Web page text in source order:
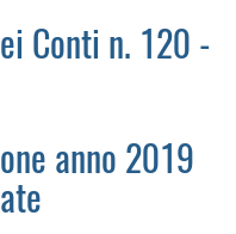
Conti n. 120 -
anno 2019